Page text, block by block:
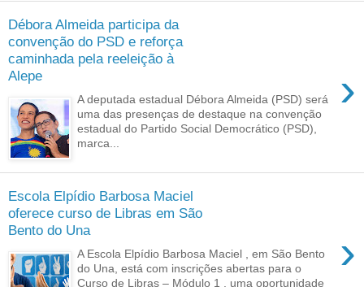
Débora Almeida participa da
convenção do PSD e reforça
caminhada pela reeleição à
Alepe
›
A deputada estadual Débora Almeida (PSD) será
uma das presenças de destaque na convenção
estadual do Partido Social Democrático (PSD),
marca...
Escola Elpídio Barbosa Maciel
oferece curso de Libras em São
Bento do Una
›
A Escola Elpídio Barbosa Maciel , em São Bento
do Una, está com inscrições abertas para o
Curso de Libras – Módulo 1 , uma oportunidade